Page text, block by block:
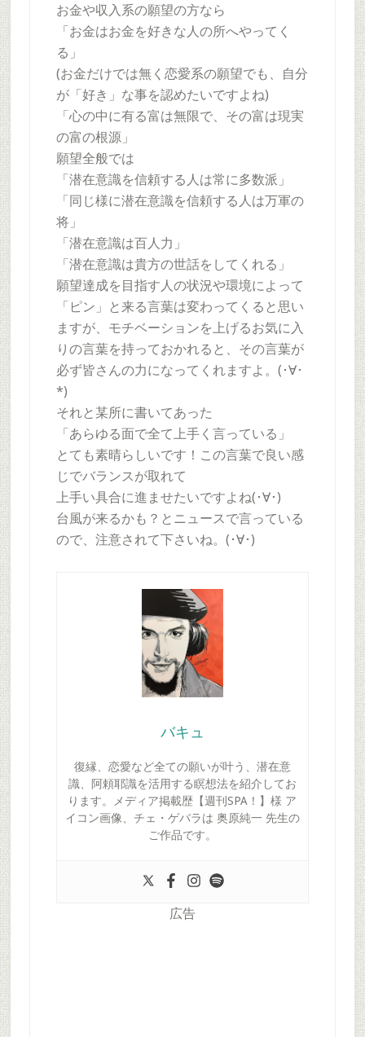
お金や収入系の願望の方なら
「お金はお金を好きな人の所へやってく
る」
(お金だけでは無く恋愛系の願望でも、自分
が「好き」な事を認めたいですよね)
「心の中に有る富は無限で、その富は現実
の富の根源」
願望全般では
「潜在意識を信頼する人は常に多数派」
「同じ様に潜在意識を信頼する人は万軍の
将」
「潜在意識は百人力」
「潜在意識は貴方の世話をしてくれる」
願望達成を目指す人の状況や環境によって
「ピン」と来る言葉は変わってくると思い
ますが、モチベーションを上げるお気に入
りの言葉を持っておかれると、その言葉が
必ず皆さんの力になってくれますよ。(･∀･
*)
それと某所に書いてあった
「あらゆる面で全て上手く言っている」
とても素晴らしいです！この言葉で良い感
じでバランスが取れて
上手い具合に進ませたいですよね(･∀･)
台風が来るかも？とニュースで言っている
ので、注意されて下さいね。(･∀･)
バキュ
復縁、恋愛など全ての願いが叶う、潜在意
識、阿頼耶識を活用する瞑想法を紹介してお
ります。メディア掲載歴【週刊SPA！】様 ア
イコン画像、チェ・ゲバラは 奥原純一 先生の
ご作品です。
広告